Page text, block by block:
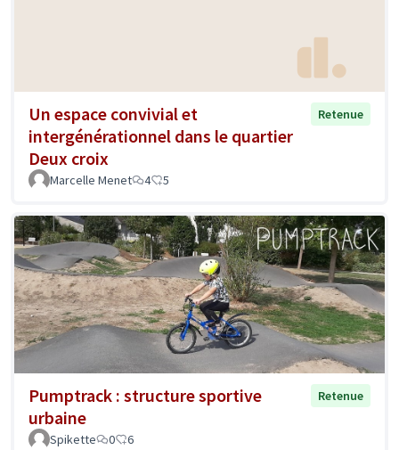
Un espace convivial et
intergénérationnel dans le quartier
Deux croix
Retenue
Marcelle Menet 4 5
Pumptrack : structure sportive
urbaine
Retenue
Spikette 0 6